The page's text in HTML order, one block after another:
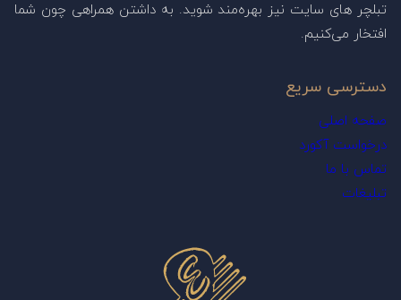
تبلچر های سایت نیز بهره‌مند شوید. به داشتن همراهی چون شما
افتخار می‌کنیم.
دسترسی سریع
صفحه اصلی
درخواست آکورد
تماس با ما
تبلیغات